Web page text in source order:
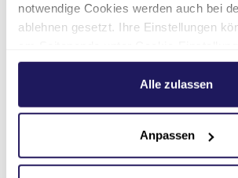
notwendige Cookies werden auch bei
ablehnen gesetzt. Ihre Einstellungen
Weitere Informationen hierzu finden Sie
.Alle zulassen
Anpassen
Weitere Stellen finden
Das könnte Sie